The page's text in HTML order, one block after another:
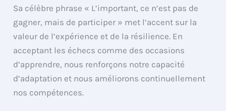
Sa célèbre phrase « L’important, ce n’est pas de
gagner, mais de participer » met l’accent sur la
valeur de l’expérience et de la résilience. En
acceptant les échecs comme des occasions
d’apprendre, nous renforçons notre capacité
d’adaptation et nous améliorons continuellement
nos compétences.